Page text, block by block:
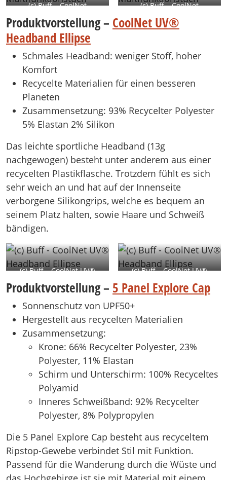
(c) Buff – CoolNet
Multifunktionstuch
(c) Buff – CoolNet
Multifunktionstuch
Produktvorstellung – CoolNet UV®
Headband Ellipse
Schmales Headband: weniger Stoff, hoher
Komfort
Recycelte Materialien für einen besseren
Planeten
Zusammensetzung: 93% Recycelter Polyester
5% Elastan 2% Silikon
Das leichte sportliche Headband (13g
nachgewogen) besteht unter anderem aus einer
recycelten Plastikflasche. Trotzdem fühlt es sich
sehr weich an und hat auf der Innenseite
verborgene Silikongrips, welche es bequem an
seinem Platz halten, sowie Haare und Schweiß
bändigen.
(c) Buff – CoolNet UV®
Headband Ellipse
(c) Buff – CoolNet UV®
Headband Ellipse
Produktvorstellung – 5 Panel Explore Cap
Sonnenschutz von UPF50+
Hergestellt aus recycelten Materialien
Zusammensetzung:
Krone: 66% Recycelter Polyester, 23%
Polyester, 11% Elastan
Schirm und Unterschirm: 100% Recyceltes
Polyamid
Inneres Schweißband: 92% Recycelter
Polyester, 8% Polypropylen
Die 5 Panel Explore Cap besteht aus recyceltem
Ripstop-Gewebe verbindet Stil mit Funktion.
Passend für die Wanderung durch die Wüste und